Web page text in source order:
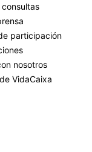
participación
nosotros
VidaCaixa